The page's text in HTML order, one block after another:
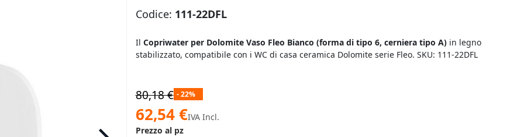
Codice: 111-22DFL
Il Copriwater per Dolomite Vaso Fleo Bianco (forma di tipo 6, cerniera tipo A) in legno
stabilizzato, compatibile con i WC di casa ceramica Dolomite serie Fleo. SKU: 111-22DFL
80,18 € - 22%
Prezzo
speciale
62,54 €IVA Incl.
Prezzo al pz